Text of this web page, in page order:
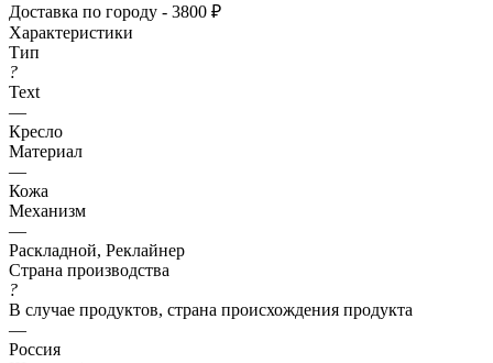
Доставка по городу - 3800 ₽
Характеристики
Тип
?
Text
—
Кресло
Материал
—
Кожа
Механизм
—
Раскладной, Реклайнер
Страна производства
?
В случае продуктов, страна происхождения продукта
—
Россия